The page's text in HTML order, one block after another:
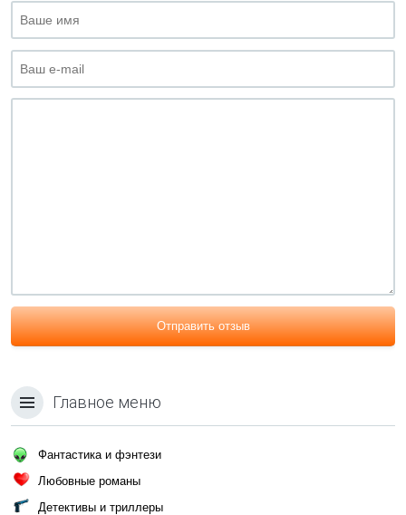
Отправить отзыв
Главное меню
Фантастика и фэнтези
Любовные романы
Детективы и триллеры